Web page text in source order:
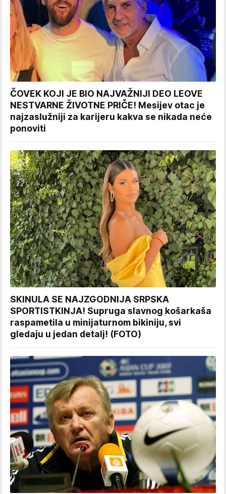
ČOVEK KOJI JE BIO NAJVAŽNIJI DEO LEOVE
NESTVARNE ŽIVOTNE PRIČE! Mesijev otac je
najzaslužniji za karijeru kakva se nikada neće
ponoviti
SKINULA SE NAJZGODNIJA SRPSKA
SPORTISTKINJA! Supruga slavnog košarkaša
raspametila u minijaturnom bikiniju, svi
gledaju u jedan detalj! (FOTO)